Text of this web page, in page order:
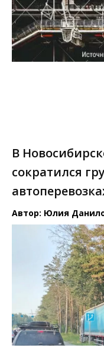
В
сократился
Автор: Юлия